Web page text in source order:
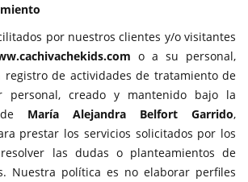
por nuestros clientes y/o visitantes
o a su personal,
de actividades de tratamiento de
personal, creado y mantenido bajo la
de María Alejandra Belfort Garrido,
prestar los servicios solicitados por los
las dudas o planteamientos de
Nuestra política es no elaborar perfiles